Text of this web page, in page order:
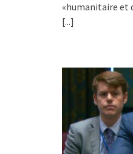
«humanitaire et
[...]